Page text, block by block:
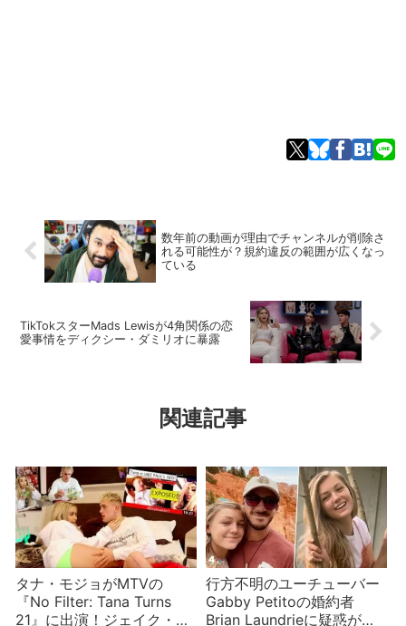
数年前の動画が理由でチャンネルが削除さ
れる可能性が？規約違反の範囲が広くなっ
ている
TikTokスターMads Lewisが4角関係の恋
愛事情をディクシー・ダミリオに暴露
関連記事
タナ・モジョがMTVの
『No Filter: Tana Turns
21』に出演！ジェイク・ポ
行方不明のユーチューバー
Gabby Petitoの婚約者
Brian Laundrieに疑惑が浮